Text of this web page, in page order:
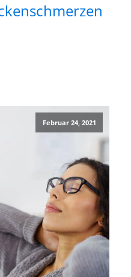
Februar 24, 2021